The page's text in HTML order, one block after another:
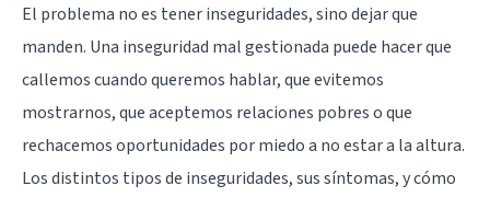
El problema no es tener inseguridades, sino dejar que
manden. Una inseguridad mal gestionada puede hacer que
callemos cuando queremos hablar, que evitemos
mostrarnos, que aceptemos relaciones pobres o que
rechacemos oportunidades por miedo a no estar a la altura.
Los distintos tipos de inseguridades, sus síntomas, y cómo